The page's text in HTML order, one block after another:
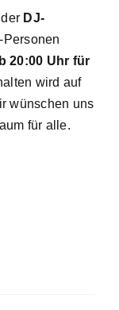
DJ-
-Personen
20:00 Uhr für
wird auf
wünschen uns
für alle.